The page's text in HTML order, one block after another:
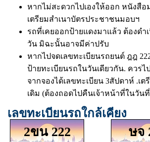
หากไม่สะดวกไปเองให้ออก หนังสือ
เตรียมสำเนาบัตรประชาชนมอบฯ
รถที่เคยออกป้ายแดงมาแล้ว ต้องดำ
วัน มิฉะนั้นอาจมีค่าปรับ
หากไปจดเลขทะเบียนรถยนต์ ฎฎ
ป้ายทะเบียนรถในวันเดียวกัน. ควรไ
จากจองได้เลขทะเบียน 3สัปดาห์ .เ
เดิม (ต้องถอดไปคืนเจ้าหน้าที่ในวัน
เลขทะเบียนรถใกล้เคียง
2ขน 222 ษจ